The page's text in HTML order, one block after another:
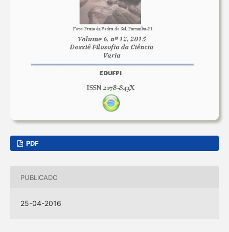
PDF
PUBLICADO
25-04-2016